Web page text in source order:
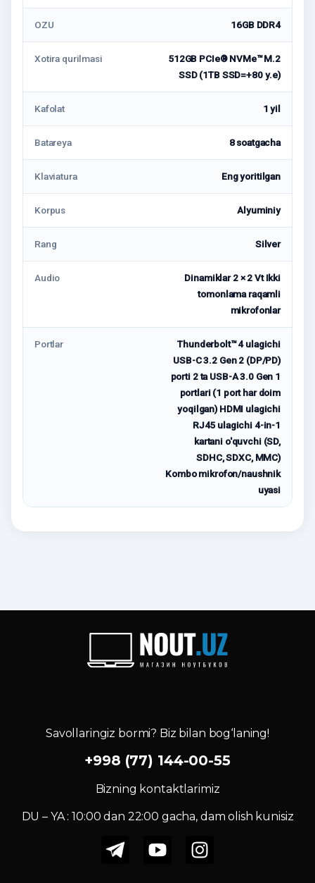
OZU 16GB DDR4
Xotira qurilmasi
512GB PCIe® NVMe™ M.2
SSD (1TB SSD=+80 у.е)
Kafolat 1 yil
Batareya 8 soatgacha
Klaviatura Eng yoritilgan
Korpus Alyuminiy
Rang Silver
Audio
Dinamiklar 2 × 2 Vt Ikki
tomonlama raqamli
mikrofonlar
Portlar
Thunderbolt™ 4 ulagichi
USB-C 3.2 Gen 2 (DP/PD)
porti 2 ta USB-A 3.0 Gen 1
portlari (1 port har doim
yoqilgan) HDMI ulagichi
RJ45 ulagichi 4-in-1
kartani o'quvchi (SD,
SDHC, SDXC, MMC)
Kombo mikrofon/naushnik
uyasi
Savollaringiz bormi? Biz bilan bog‘laning!
+998 (77) 144-00-55
Bizning kontaktlarimiz
DU – YA : 10:00 dan 22:00 gacha, dam olish kunisiz